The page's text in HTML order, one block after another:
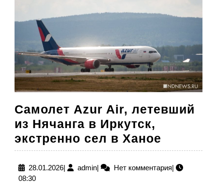
Самолет Azur Air, летевший
из Нячанга в Иркутск,
экстренно сел в Ханое
Azur
Air,
28.01.202628.01.2026
| adminadmin
| Нет комментария|
08:30